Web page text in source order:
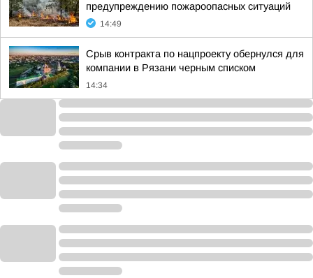
предупреждению пожароопасных ситуаций
14:49
Срыв контракта по нацпроекту обернулся для
компании в Рязани черным списком
14:34